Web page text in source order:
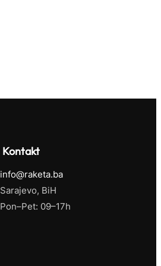
Kontakt
info@raketa.ba
Sarajevo, BiH
Pon–Pet: 09–17h